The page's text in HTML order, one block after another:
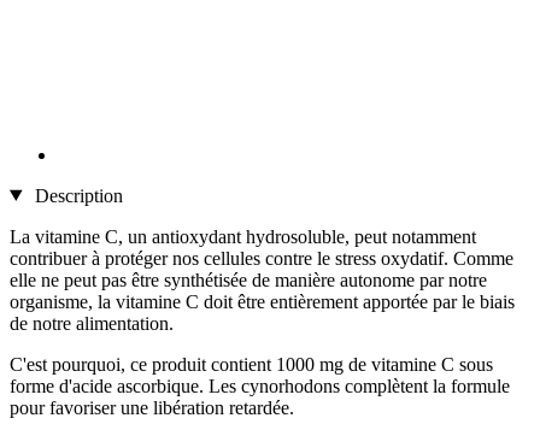
Description
La vitamine C, un antioxydant hydrosoluble, peut notamment
contribuer à protéger nos cellules contre le stress oxydatif. Comme
elle ne peut pas être synthétisée de manière autonome par notre
organisme, la vitamine C doit être entièrement apportée par le biais
de notre alimentation.
C'est pourquoi, ce produit contient 1000 mg de vitamine C sous
forme d'acide ascorbique. Les cynorhodons complètent la formule
pour favoriser une libération retardée.